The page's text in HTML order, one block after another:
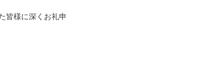
皆様に深くお礼申